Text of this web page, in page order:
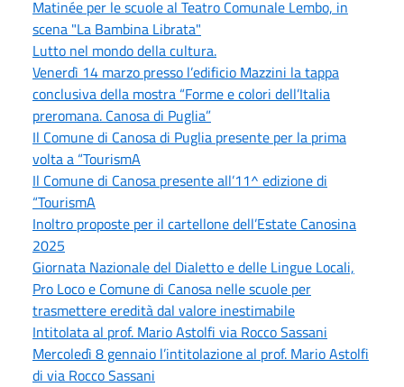
Matinée per le scuole al Teatro Comunale Lembo, in
scena "La Bambina Librata"
Lutto nel mondo della cultura.
Venerdì 14 marzo presso l’edificio Mazzini la tappa
conclusiva della mostra “Forme e colori dell’Italia
preromana. Canosa di Puglia”
Il Comune di Canosa di Puglia presente per la prima
volta a “TourismA
Il Comune di Canosa presente all’11^ edizione di
“TourismA
Inoltro proposte per il cartellone dell’Estate Canosina
2025
Giornata Nazionale del Dialetto e delle Lingue Locali,
Pro Loco e Comune di Canosa nelle scuole per
trasmettere eredità dal valore inestimabile
Intitolata al prof. Mario Astolfi via Rocco Sassani
Mercoledì 8 gennaio l’intitolazione al prof. Mario Astolfi
di via Rocco Sassani